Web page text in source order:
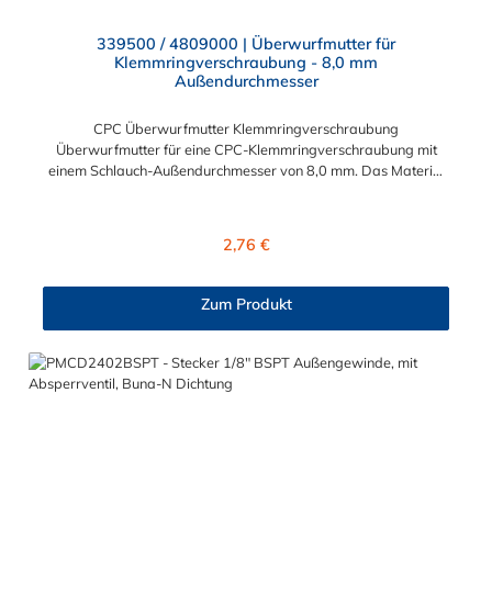
339500 / 4809000 | Überwurfmutter für
Klemmringverschraubung - 8,0 mm
Außendurchmesser
CPC Überwurfmutter Klemmringverschraubung
Überwurfmutter für eine CPC-Klemmringverschraubung mit
einem Schlauch-Außendurchmesser von 8,0 mm. Das Material
Regulärer Preis:
2,76 €
Zum Produkt